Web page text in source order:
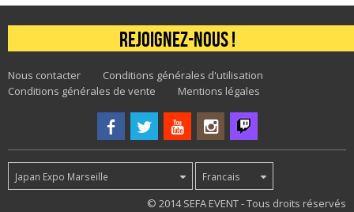
Rejoignez-nous !
Nous contacter
Conditions générales d'utilisation
Conditions générales de vente
Mentions légales
Japan Expo Marseille Francais
© 2014 SEFA EVENT - Tous droits réservés